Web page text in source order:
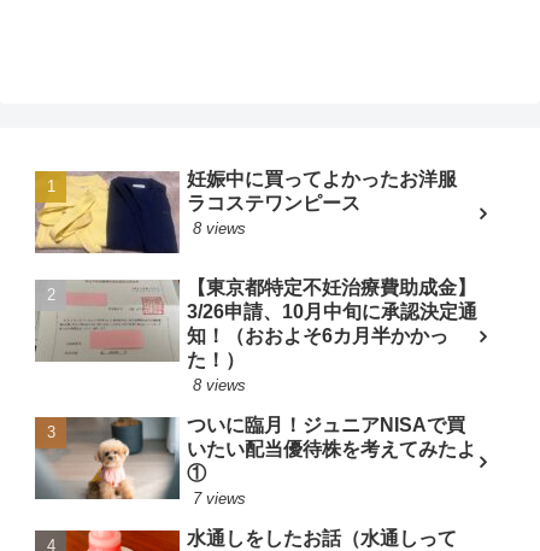
妊娠中に買ってよかったお洋服
ラコステワンピース
8 views
【東京都特定不妊治療費助成金】
3/26申請、10月中旬に承認決定通
知！（おおよそ6カ月半かかっ
た！）
8 views
ついに臨月！ジュニアNISAで買
いたい配当優待株を考えてみたよ
①
7 views
水通しをしたお話（水通しって